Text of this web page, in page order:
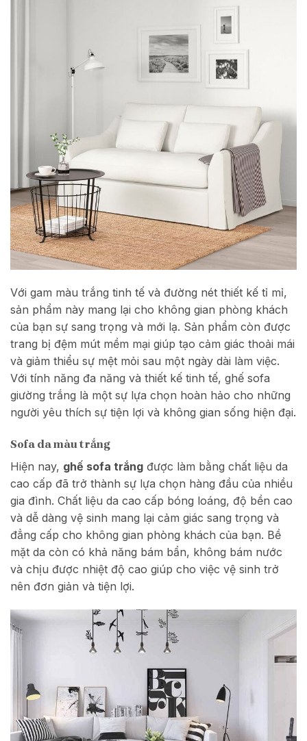
Với gam màu trắng tinh tế và đường nét thiết kế tỉ mỉ,
sản phẩm này mang lại cho không gian phòng khách
của bạn sự sang trọng và mới lạ. Sản phẩm còn được
trang bị đệm mút mềm mại giúp tạo cảm giác thoải mái
và giảm thiểu sự mệt mỏi sau một ngày dài làm việc.
Với tính năng đa năng và thiết kế tinh tế, ghế sofa
giường trắng là một sự lựa chọn hoàn hảo cho những
người yêu thích sự tiện lợi và không gian sống hiện đại.
Sofa da màu trắng
Hiện nay, ghế sofa trắng được làm bằng chất liệu da
cao cấp đã trở thành sự lựa chọn hàng đầu của nhiều
gia đình. Chất liệu da cao cấp bóng loáng, độ bền cao
và dễ dàng vệ sinh mang lại cảm giác sang trọng và
đẳng cấp cho không gian phòng khách của bạn. Bề
mặt da còn có khả năng bám bẩn, không bám nước
và chịu được nhiệt độ cao giúp cho việc vệ sinh trở
nên đơn giản và tiện lợi.